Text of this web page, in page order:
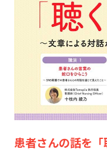
患者さんの話を